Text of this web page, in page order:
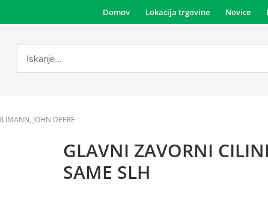
Domov Lokacija trgovine Novice
JOHN DEERE
GLAVNI ZAVORNI
SAME SLH